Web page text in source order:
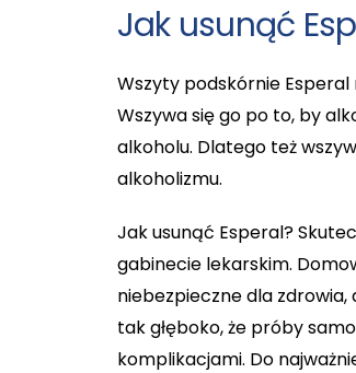
Jak usunąć
Wszyty podskórnie
Wszywa się go po to, by
alkoholu. Dlatego też
alkoholizmu.
Jak usunąć Esperal?
gabinecie lekarskim.
niebezpieczne dla zdrowia,
tak głęboko, że próby
komplikacjami. Do